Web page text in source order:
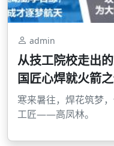
admin
从技工院校走出
国匠心焊就火箭
寒来暑往，焊花筑梦
工匠——高凤林。